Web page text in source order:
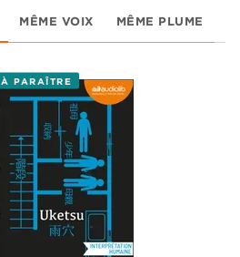
MÊME VOIX MÊME PLUME
À PARAÎTRE